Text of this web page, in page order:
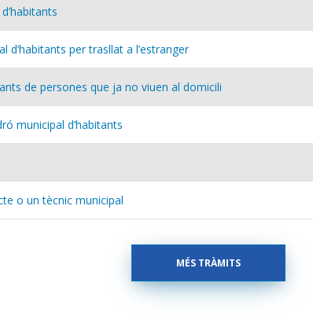
d’habitants per trasllat a l’estranger
de persones que ja no viuen al domicili
municipal d’habitants
o un tècnic municipal
MÉS TRÀMITS